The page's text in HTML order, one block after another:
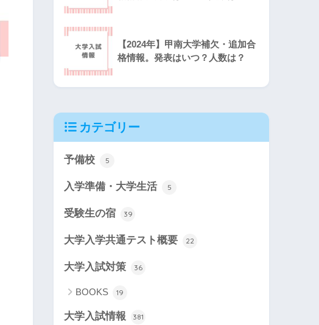
【2024年】甲南大学補欠・追加合
格情報。発表はいつ？人数は？
カテゴリー
予備校 5
入学準備・大学生活 5
受験生の宿 39
大学入学共通テスト概要 22
大学入試対策 36
BOOKS 19
大学入試情報 381